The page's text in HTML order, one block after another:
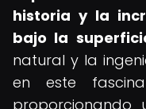
historia y la
bajo la
natural y la
en este
proporcionando